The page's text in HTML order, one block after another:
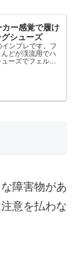
ー感覚で履け
シューズ
ンプレです。フ
どが渓流用でハ
ーズでフェルト
障害物があ
意を払わな